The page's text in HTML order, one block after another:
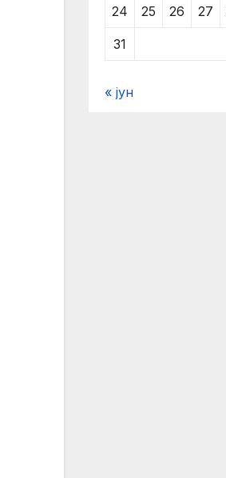
24 25 26 27
31
« јун